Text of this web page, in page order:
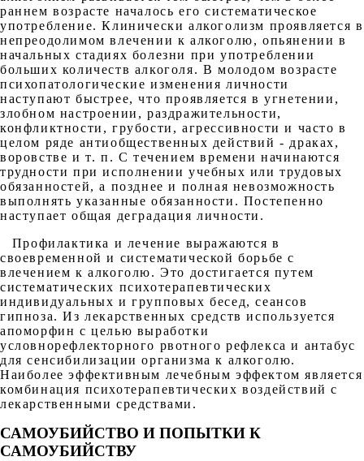
раннем возрасте началось его систематическое
употребление. Клинически алкоголизм проявляется в
непреодолимом влечении к алкоголю, опьянении в
начальных стадиях болезни при употреблении
больших количеств алкоголя. В молодом возрасте
психопатологические изменения личности
наступают быстрее, что проявляется в угнетении,
злобном настроении, раздражительности,
конфликтности, грубости, агрессивности и часто в
целом ряде антиобщественных действий - драках,
воровстве и т. п. С течением времени начинаются
трудности при исполнении учебных или трудовых
обязанностей, а позднее и полная невозможность
выполнять указанные обязанности. Постепенно
наступает общая деградация личности.
Профилактика и лечение выражаются в
своевременной и систематической борьбе с
влечением к алкоголю. Это достигается путем
систематических психотерапевтических
индивидуальных и групповых бесед, сеансов
гипноза. Из лекарственных средств используется
апоморфин с целью выработки
условнорефлекторного рвотного рефлекса и антабус
для сенсибилизации организма к алкоголю.
Наиболее эффективным лечебным эффектом является
комбинация психотерапевтических воздействий с
лекарственными средствами.
САМОУБИЙСТВО И ПОПЫТКИ К
САМОУБИЙСТВУ